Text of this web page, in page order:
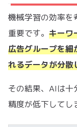
機械学習の効率を
重要です。 キーワ
広告グループを細
れるデータが分散
その結果、AIは十
精度が低下してし